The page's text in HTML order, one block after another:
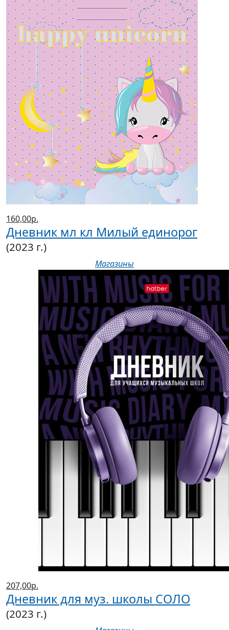
160,00р.
Дневник мл кл Милый единорог
(2023 г.)
Магазины
207,00р.
Дневник для муз. школы СОЛО
(2023 г.)